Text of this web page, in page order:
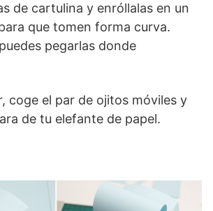
de cartulina y enróllalas en un
que tomen forma curva.
pegarlas donde
coge el par de ojitos móviles y
de tu elefante de papel.